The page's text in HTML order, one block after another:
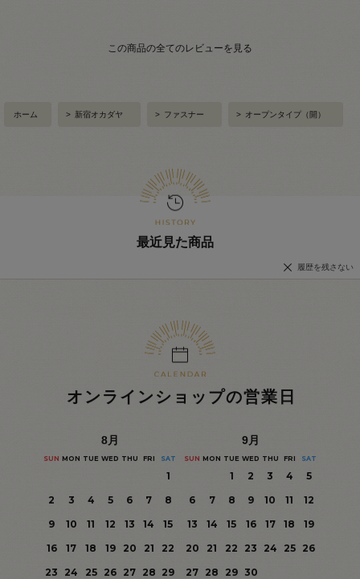
この商品の全てのレビューを見る
ホーム > 新宿オカダヤ > ファスナー > オープンタイプ（開）
最近見た商品
履歴を残さない
オンラインショップの営業日
8月
SUN MON TUE WED THU FRI SAT
1
2
3 4 5 6 7
8
9
10 11 12 13 14
15
16
17 18 19 20 21
22
23
24 25 26 27 28 29
9月
SUN MON TUE WED THU FRI SAT
1 2 3 4
5
6
7 8 9 10 11
12
13
14 15 16 17 18
19
20
21 22 23 24 25
26
27 28 29 30